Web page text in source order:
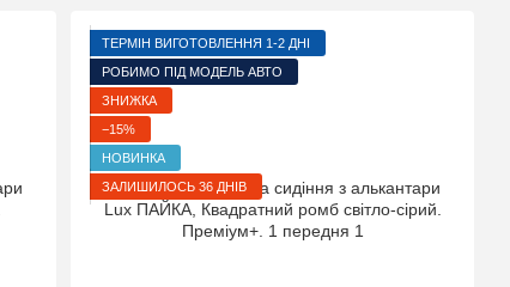
ТЕРМІН ВИГОТОВЛЕННЯ 1-2 ДНІ
РОБИМО ПІД МОДЕЛЬ АВТО
ЗНИЖКА
−15%
НОВИНКА
ЗАЛИШИЛОСЬ 36 ДНІВ